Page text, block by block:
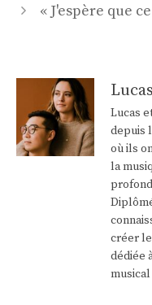
« J'espère que
Lucas
depuis
où ils
la
créer
dédiée